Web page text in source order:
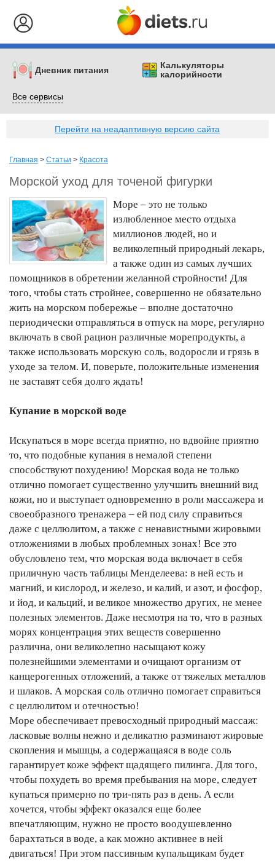
Дневник питания
Калькуляторы
калорийности
Все сервисы
Перейти на неадаптивную версию сайта
Главная > Статьи > Красота
Морской уход для точеной фигурки
Море – это не только
излюбленное место отдыха
миллионов людей, но и
великолепный природный лекарь,
а также один из самых лучших
помощников в обретении желанной стройности! Для
того, чтобы стать стройнее, совершенно не обязательно
жить на морском побережье – вполне достаточно
периодически отправляться в отпуск на море, регулярно
включать в свой рацион различные морепродукты, а
также использовать морскую соль, водоросли и грязь в
уходе за телом. И, поверьте, положительные изменения
не заставят себя долго ждать!
Купание в морской воде
Искупаться в море всегда приятно, но вдвойне приятно
то, что подобные купания в немалой степени
способствуют похудению! Морская вода не только
отлично помогает существенно улучшить внешний вид
кожи, но и выступает одновременно в роли массажера и
своеобразного тренажера – ей под силу справиться
даже с целлюлитом, а также с ненавистными жировыми
отложениями в любых проблемных зонах! Все это
обусловлено тем, что морская вода включает в себя
приличную часть таблицы Менделеева: в ней есть и
магний, и кислород, и железо, и калий, и азот, и фосфор,
и йод, и кальций, и великое множество других, не менее
полезных элементов. Даже несмотря на то, что в разных
морях концентрация этих веществ совершенно
различна, они великолепно насыщают кожу
полезнейшими элементами и очищают организм от
канцерогенных отложений, а также от тяжелых металлов
и шлаков. А морская соль отлично помогает справиться
с целлюлитом и отечностью!
Море обеспечивает превосходный природный массаж:
ласковые волны нежно и деликатно разминают жировые
скопления и мышцы, а содержащаяся в воде соль
гарантирует коже эффект щадящего пилинга. Для того,
чтобы похудеть во время пребывания на море, следует
купаться примерно по три-пять раз в день. А если
хочется, чтобы эффект оказался еще более
впечатляющим, нужно не просто воодушевленно
барахтаться в воде, а как можно активнее в ней
двигаться! При этом пассивным купальщикам будет